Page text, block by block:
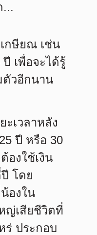
...
กษียณ เช่น
เพื่อจะได้รู้
ตัวอีกนาน
ะเวลาหลัง
ปี หรือ 30
องใช้เงิน
โดย
องใน
ญ่เสียชีวิตที่
ร่ ประกอบ